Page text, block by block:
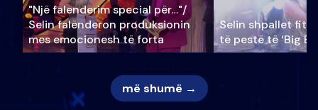
"Një falenderim special për…"/
Selin falënderon produksionin
mes emocionesh të forta
Selin shpallet
të pestë të ‘Big
më shumë →